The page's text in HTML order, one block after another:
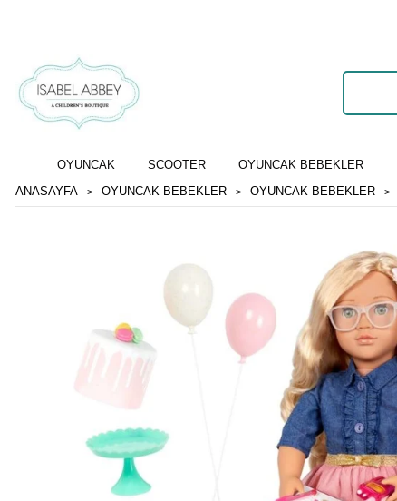
OYUNCAK SCOOTER OYUNCAK BEBEKLER
ANASAYFA
OYUNCAK BEBEKLER OYUNCAK BEBEKLER